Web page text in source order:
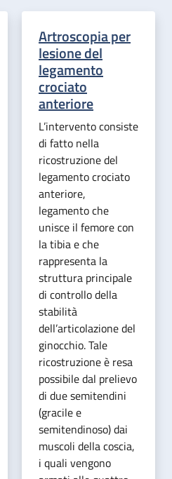
Artroscopia per
lesione del
legamento
crociato
anteriore
L’intervento consiste
di fatto nella
ricostruzione del
legamento crociato
anteriore,
legamento che
unisce il femore con
la tibia e che
rappresenta la
struttura principale
di controllo della
stabilità
dell’articolazione del
ginocchio. Tale
ricostruzione è resa
possibile dal prelievo
di due semitendini
(gracile e
semitendinoso) dai
muscoli della coscia,
i quali vengono